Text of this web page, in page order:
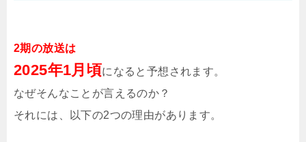
2期の放送は
2025年1月頃になると予想されます。
なぜそんなことが言えるのか？
それには、以下の2つの理由があります。